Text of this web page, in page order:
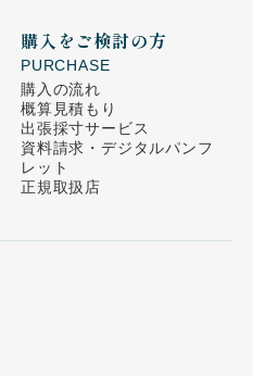
購入をご検討の方
PURCHASE
購入の流れ
概算見積もり
出張採寸サービス
資料請求・デジタルパンフ
レット
正規取扱店